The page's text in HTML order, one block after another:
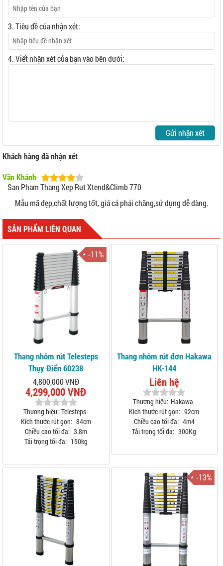
3. Tiêu đề của nhận xét:
4. Viết nhận xét của bạn vào bên dưới:
Gửi nhận xét
Khách hàng đã nhận xét
Văn Khánh
San Pham Thang Xep Rut Xtend&climb 770
Mẫu mã đẹp,chất lượng tốt, giá cả phải chăng,sử dụng dễ dàng.
SẢN PHẨM LIÊN QUAN
-11%
Thang nhôm rút Telesteps
Thụy Điển 60238
4,800,000 VNĐ
4,299,000 VNĐ
Thương hiệu: Telesteps
Kích thước rút gọn: 84cm
Chiều cao tối đa: 3.8m
Tải trọng tối đa: 150kg
Thang nhôm rút đơn Hakawa
HK-144
Liên hệ
Thương hiệu: Hakawa
Kích thước rút gọn: 92cm
Chiều cao tối đa: 4m4
Tải trọng tối đa: 300Kg
-13%